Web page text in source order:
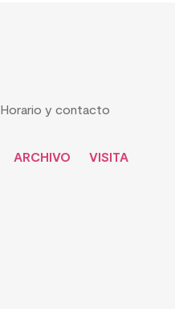
Horario y contacto
ARCHIVO VISITA